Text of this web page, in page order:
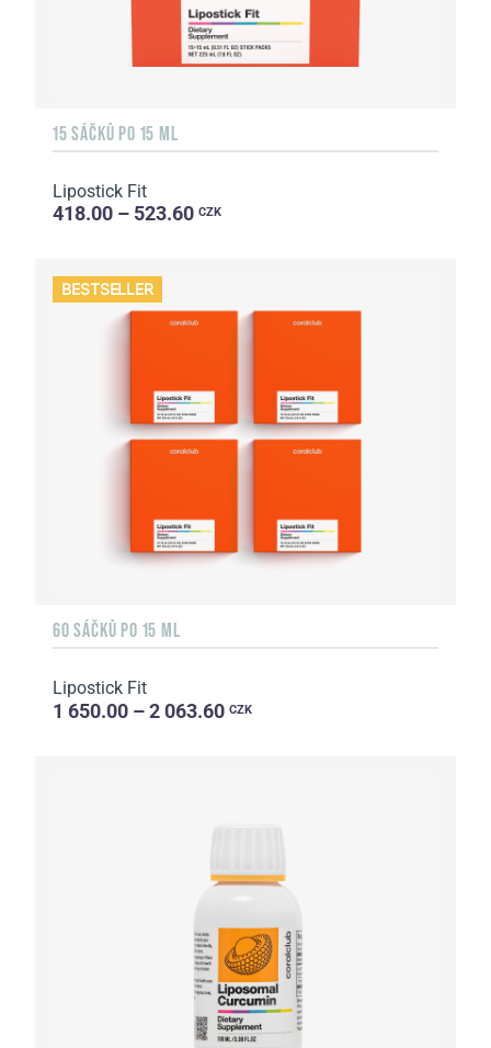
15 SÁČKŮ PO 15 ML
Lipostick Fit
418.00 – 523.60 CZK
BESTSELLER
60 SÁČKŮ PO 15 ML
Lipostick Fit
1 650.00 – 2 063.60 CZK